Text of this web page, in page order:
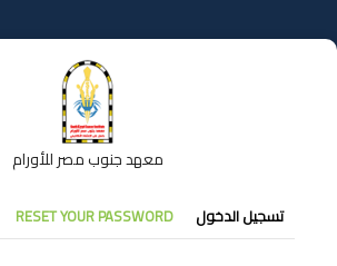
إلى
المحتوى
معهد جنوب مصر للأورام
التبويبات
الأساسية
تسجيل الدخول RESET YOUR PASSWORD